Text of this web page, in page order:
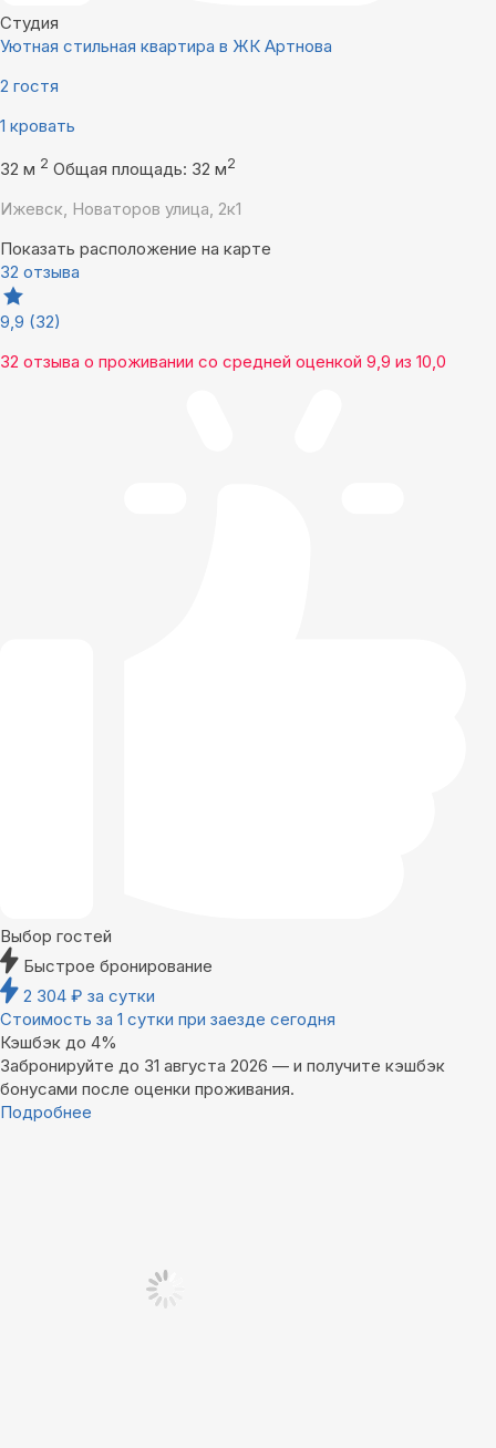
Студия
Уютнaя cтильная квартира в ЖК Артнова
2 гостя
1 кровать
32 м 2 Общая площадь: 32 м2
Ижевск, Новаторов улица, 2к1
Показать расположение на карте
32 отзыва
9,9 (32)
32 отзыва о проживании со средней оценкой 9,9 из 10,0
Выбор гостей
Быстрое бронирование
2 304 ₽ за сутки
Стоимость за 1 сутки при заезде сегодня
Кэшбэк до 4%
Забронируйте до 31 августа 2026 — и получите кэшбэк
бонусами после оценки проживания.
Подробнее